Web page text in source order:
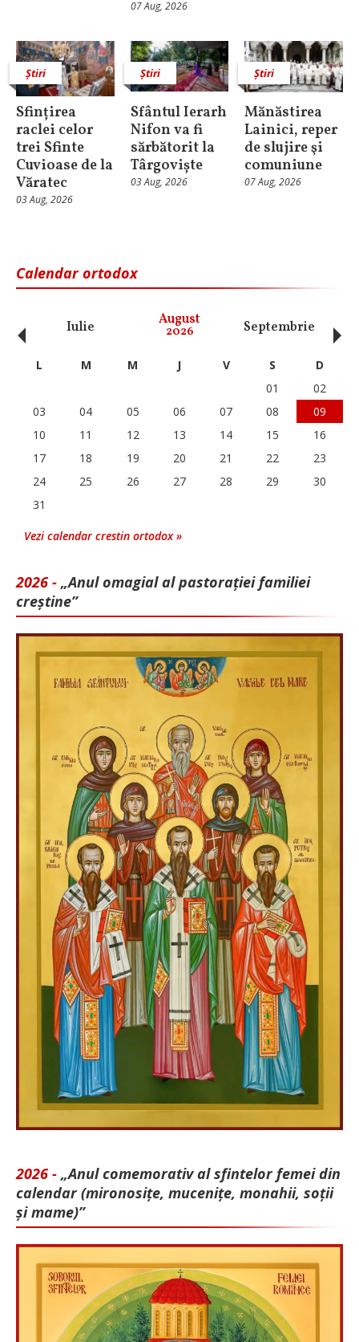
07 Aug, 2026
Știri
Sfințirea
raclei celor
trei Sfinte
Cuvioase de la
Văratec
03 Aug, 2026
Știri
Sfântul Ierarh
Nifon va fi
sărbătorit la
Târgoviște
03 Aug, 2026
Știri
Mănăstirea
Lainici, reper
de slujire şi
comuniune
07 Aug, 2026
Calendar ortodox
Iulie August
2026 Septembrie
‹ L M M J V S
D
01
02
03
04 05 06 07 08
09
10
11 12 13 14 15
16
17
18 19 20 21 22
23
24
25 26 27 28 29
30
31
Vezi calendar crestin ortodox »
2026 - „Anul omagial al pastorației familiei
creștine”
2026 - „Anul comemorativ al sfintelor femei din
calendar (mironosițe, mu­cenițe, monahii, soții
și mame)”